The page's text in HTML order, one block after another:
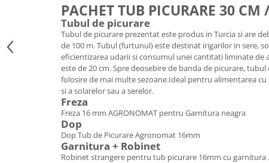
PACHET TUB PICURARE 30 CM
Tubul de picurare
Tubul de picurare prezentat este produs in Turcia si are
de 100 m. Tubul (furtunul) este destinat irigarilor in sere,
eficientizarea udarii si consumul unei cantitati liminate de
este de 20 cm. Spre deosebire de banda de picurare,
folosire de mai multe sezoane.Ideal pentru alimentarea
si a solarelor sau a serelor.
Freza
Freza 16 mm AGRONOMAT pentru Garnitura neagra
Dop
Dop Tub de Picurare Agronomat 16mm
Garnitura + Robinet
Robinet strangere pentru tub picurare 16mm cu garnitura .